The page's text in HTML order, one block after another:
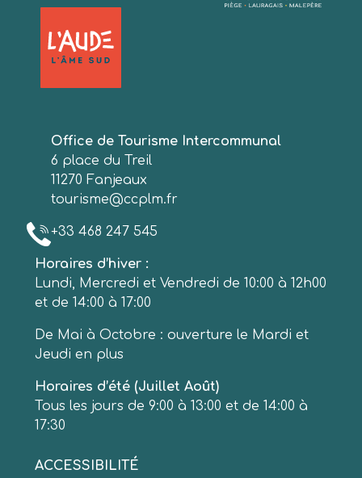
Office de Tourisme Intercommunal
6 place du Treil
11270 Fanjeaux
tourisme@ccplm.fr
+33 468 247 545
Horaires d’hiver :
Lundi, Mercredi et Vendredi de 10:00 à 12h00
et de 14:00 à 17:00
De Mai à Octobre : ouverture le Mardi et
Jeudi en plus
Horaires d’été (Juillet Août)
Tous les jours de 9:00 à 13:00 et de 14:00 à
17:30
ACCESSIBILITÉ